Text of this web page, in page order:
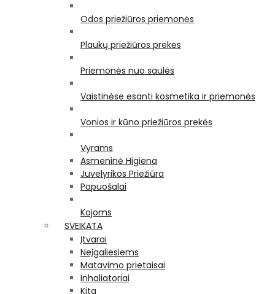
Odos priežiūros priemonės
Plaukų priežiūros prekės
Priemonės nuo saulės
Vaistinėse esanti kosmetika ir priemonės
Vonios ir kūno priežiūros prekės
Vyrams
Asmeninė Higiena
Juvelyrikos Priežiūra
Papuošalai
Kojoms
SVEIKATA
Įtvarai
Neįgaliesiems
Matavimo prietaisai
Inhaliatoriai
Kita